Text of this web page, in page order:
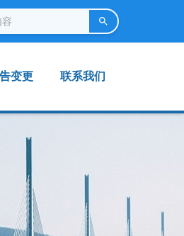
变更 联系我们